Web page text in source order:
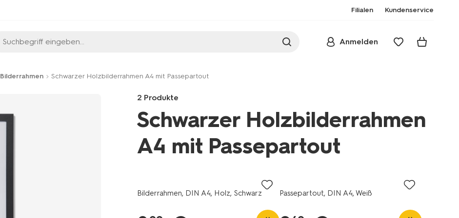
Filialen Kundenservice
Suchbegriff eingeben... Anmelden
Bilderrahmen Schwarzer Holzbilderrahmen A4 mit Passepartout
2 Produkte
Schwarzer Holzbilderrahmen
A4 mit Passepartout
de/wohnen/wohnaccessoires/bilderrahmen/passepartout-
din-
Bilderrahmen, DIN A4, Holz, Schwarz Passepartout, DIN A4, Weiß